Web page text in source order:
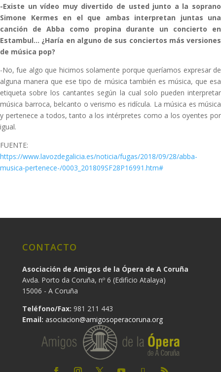
-Existe un vídeo muy divertido de usted junto a la soprano
Simone Kermes en el que ambas interpretan juntas una
canción de Abba como propina durante un concierto en
Estambul… ¿Haría en alguno de sus conciertos más versiones
de música pop?
-No, fue algo que hicimos solamente porque queríamos expresar de
alguna manera que ese tipo de música también es música, que esa
etiqueta sobre los cantantes según la cual solo pueden interpretar
música barroca, belcanto o verismo es ridícula. La música es música
y pertenece a todos, tanto a los intérpretes como a los oyentes por
igual.
FUENTE:
https://www.lavozdegalicia.es/noticia/fugas/2018/09/28/abba-
musica-pertenece-/0003_201809SF28P16991.htm#
CONTACTO
Asociación de Amigos de la Ópera de A Coruña
Avda. Porto da Coruña, nº 6 (Edificio Atalaya)
15006 - A Coruña
Teléfono/Fax: 981 211 443
Email: asociacion@amigosoperacoruna.org